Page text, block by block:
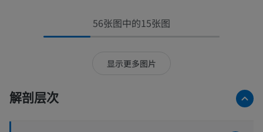
56张图中的15张图
显示更多图片
解剖层次